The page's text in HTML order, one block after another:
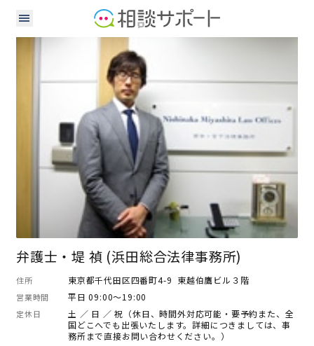
弁護士・堤 禎 (浜田総合法律事務所)
住所 東京都千代田区四番町4-9 東越伯鷹ビル３階
営業時間 平日 09:00～19:00
定休日
土 ／ 日 ／ 祝（休日、時間外対応可能・要予約また、全
国どこへでも出張いたします。詳細につきましては、事
務所まで直接お問い合わせください。）